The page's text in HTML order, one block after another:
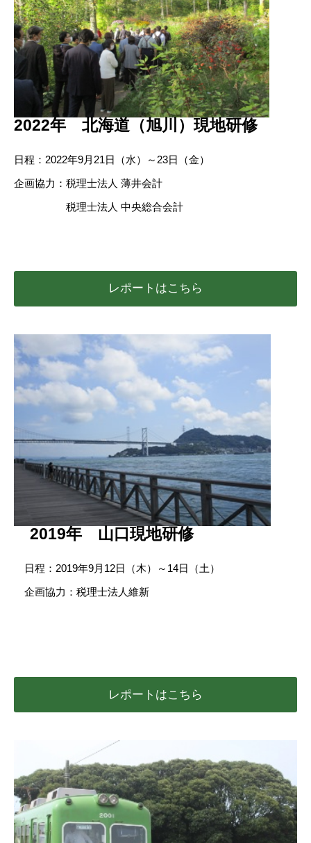
2022年 北海道（旭川）現地研修
日程：2022年9月21日（水）～23日（金）
企画協力：税理士法人 薄井会計
税理士法人 中央総合会計
レポートはこちら
2019年 山口現地研修
日程：2019年9月12日（木）～14日（土）
企画協力：税理士法人維新
レポートはこちら